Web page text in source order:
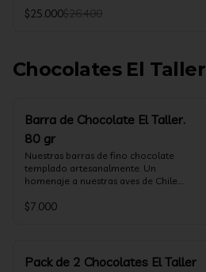
Info Nutricional
$25.000$26.400
Chocolates El Taller
Barra de Chocolate El Taller.
80 gr
Nuestras barras de fino chocolate
templado artesanalmente. Un
homenaje a nuestras aves de Chile.
$7.000
Pack de 2 Chocolates El Taller